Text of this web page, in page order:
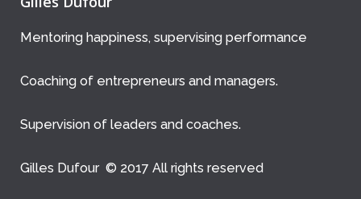
Mentoring happiness, supervising performance
Coaching of entrepreneurs and managers.
Supervision of leaders and coaches.
Gilles Dufour © 2017 All rights reserved